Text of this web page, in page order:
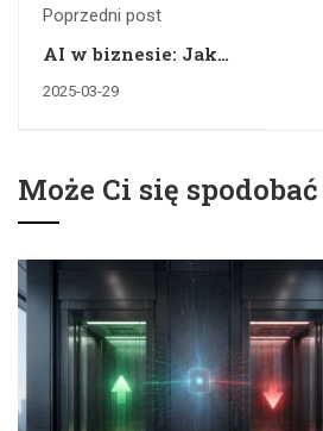
Poprzedni post
AI w biznesie: Jak
zyskują dzięki
2025-03-29
Może Ci się spodobać